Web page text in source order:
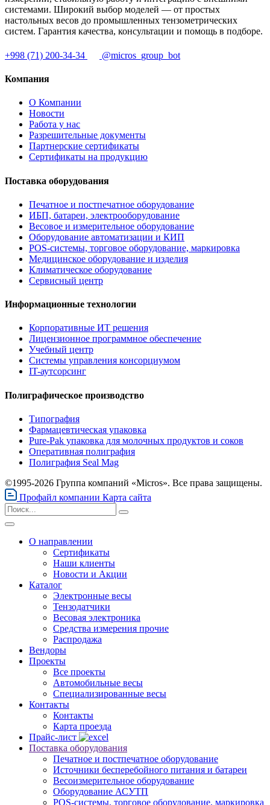
системами. Широкий выбор моделей — от простых
настольных весов до промышленных тензометрических
систем. Гарантия качества, консультации и помощь в подборе.
+998 (71) 200-34-34 @micros_group_bot
Компания
О Компании
Новости
Работа у нас
Разрешительные документы
Партнерские сертификаты
Сертификаты на продукцию
Поставка оборудования
Печатное и постпечатное оборудование
ИБП, батареи, электрооборудование
Весовое и измерительное оборудование
Оборудование автоматизации и КИП
POS-системы, торговое оборудование, маркировка
Медицинское оборудование и изделия
Климатическое оборудование
Сервисный центр
Информационные технологии
Корпоративные ИТ решения
Лицензионное программное обеспечение
Учебный центр
Системы управления консорциумом
IT-аутсорсинг
Полиграфическое производство
Типография
Фармацевтическая упаковка
Pure-Pak упаковка для молочных продуктов и соков
Оперативная полиграфия
Полиграфия Seal Mag
©1995-2026 Группа компаний «Micros». Все права защищены.
Профайл компании Карта сайта
О направлении
Сертификаты
Наши клиенты
Новости и Акции
Каталог
Электронные весы
Тензодатчики
Весовая электроника
Средства измерения прочие
Распродажа
Вендоры
Проекты
Все проекты
Автомобильные весы
Специализированные весы
Контакты
Контакты
Карта проезда
Прайс-лист
Поставка оборудования
Печатное и постпечатное оборудование
Источники бесперебойного питания и батареи
Весоизмерительное оборудование
Оборудование АСУТП
POS-системы, торговое оборудование, маркировка